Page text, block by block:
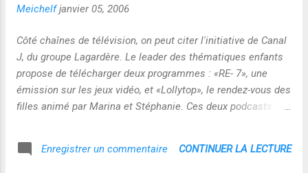
Meichelf janvier 05, 2006
Côté chaînes de télévision, on peut citer l'initiative de Canal
J, du groupe Lagardère. Le leader des thématiques enfants
propose de télécharger deux programmes : «RE- 7», une
émission sur les jeux vidéo, et «Lollytop», le rendez-vous des
filles animé par Marina et Stéphanie. Ces deux podcasts
Enfin, Filles TV, autre chaîne de l'ensemble Canal J,
proposera bientôt des contenus exclusifs. L'initiative de
Enregistrer un commentaire CONTINUER LA LECTURE